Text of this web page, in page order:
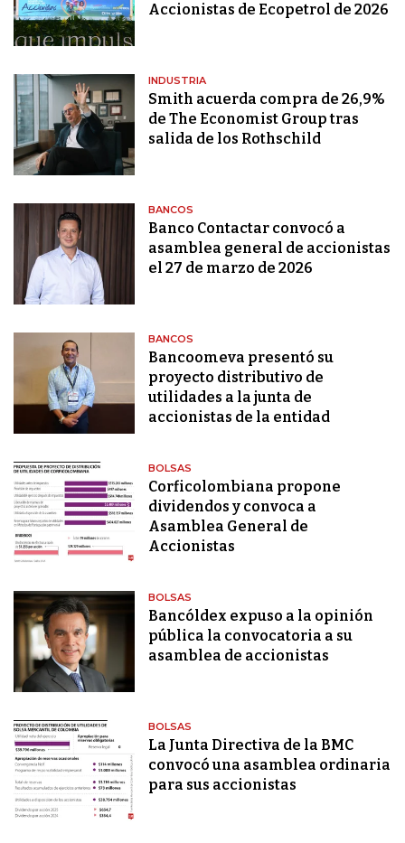
Accionistas de Ecopetrol de 2026
INDUSTRIA
Smith acuerda compra de 26,9%
de The Economist Group tras
salida de los Rothschild
BANCOS
Banco Contactar convocó a
asamblea general de accionistas
el 27 de marzo de 2026
BANCOS
Bancoomeva presentó su
proyecto distributivo de
utilidades a la junta de
accionistas de la entidad
BOLSAS
Corficolombiana propone
dividendos y convoca a
Asamblea General de
Accionistas
BOLSAS
Bancóldex expuso a la opinión
pública la convocatoria a su
asamblea de accionistas
BOLSAS
La Junta Directiva de la BMC
convocó una asamblea ordinaria
para sus accionistas